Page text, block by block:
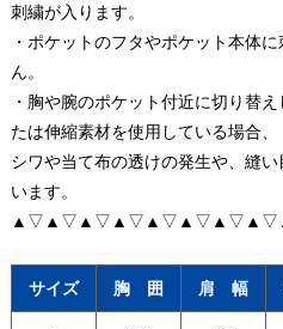
刺繍が入ります。
・ポケットのフタやポケット本体
ん。
・胸や腕のポケット付近に切り替
たは伸縮素材を使用している場合、
シワや当て布の透けの発生や、縫
います。
サイズ 胸 囲 肩 幅